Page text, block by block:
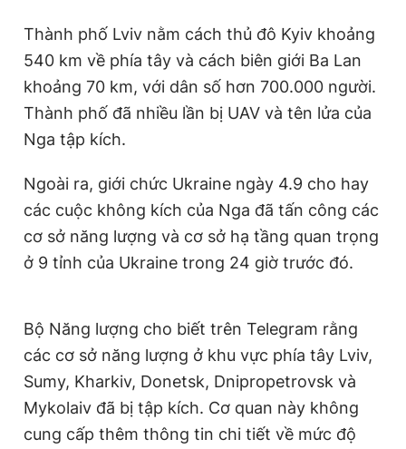
m
e
Thành phố Lviv nằm cách thủ đô Kyiv khoảng
540 km về phía tây và cách biên giới Ba Lan
khoảng 70 km, với dân số hơn 700.000 người.
Thành phố đã nhiều lần bị UAV và tên lửa của
Nga tập kích.
Ngoài ra, giới chức Ukraine ngày 4.9 cho hay
các cuộc không kích của Nga đã tấn công các
cơ sở năng lượng và cơ sở hạ tầng quan trọng
ở 9 tỉnh của Ukraine trong 24 giờ trước đó.
Bộ Năng lượng cho biết trên Telegram rằng
các cơ sở năng lượng ở khu vực phía tây Lviv,
Sumy, Kharkiv, Donetsk, Dnipropetrovsk và
Mykolaiv đã bị tập kích. Cơ quan này không
cung cấp thêm thông tin chi tiết về mức độ